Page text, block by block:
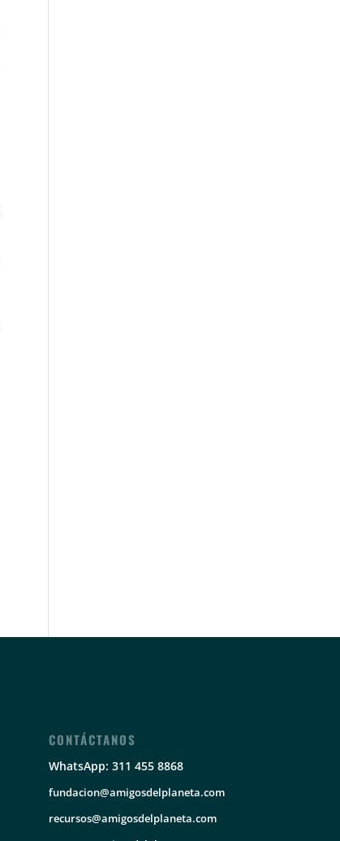
CONTÁCTANOS
WhatsApp: 311 455 8868
fundacion@amigosdelplaneta.com
recursos@amigosdelplaneta.com